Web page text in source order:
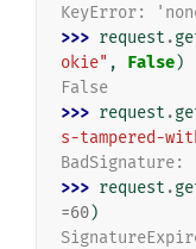
KeyError:
>>> request .
okie" , False)
False
>>> request .
s-tampered-
>>> request .
=60)